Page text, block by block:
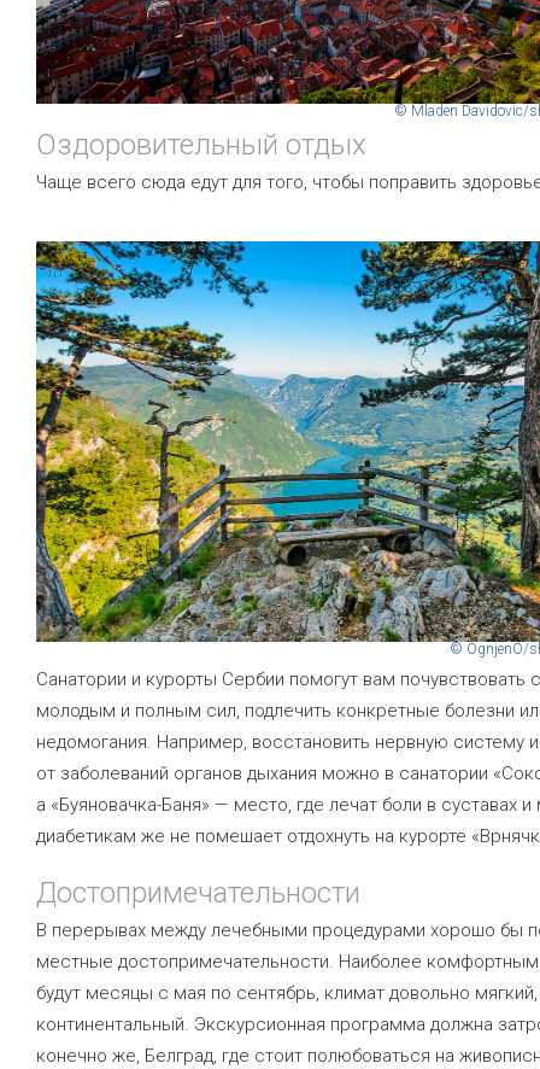
© Mladen Davidovic/
Оздоровительный отдых
Чаще всего сюда едут для того, чтобы поправить
© OgnjenO/
Санатории и курорты Сербии помогут вам почувствовать
молодым и полным сил, подлечить конкретные болезни
недомогания. Например, восстановить нервную систему
от заболеваний органов дыхания можно в санатории
а «Буяновачка-Баня» — место, где лечат боли в суставах и
диабетикам же не помешает отдохнуть на курорте
Достопримечательности
В перерывах между лечебными процедурами хорошо бы
местные достопримечательности. Наиболее
будут месяцы с мая по сентябрь, климат довольно
континентальный. Экскурсионная программа должна
конечно же, Белград, где стоит полюбоваться на